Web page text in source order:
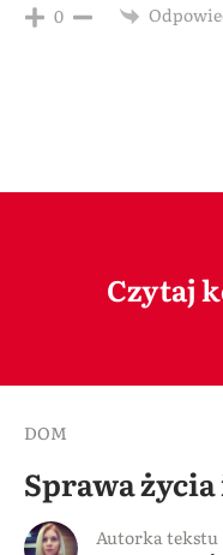
0
Czytaj
DOM
Sprawa
Autorka tekstu